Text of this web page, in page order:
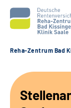
Unsere
Reha-Zentrum Bad